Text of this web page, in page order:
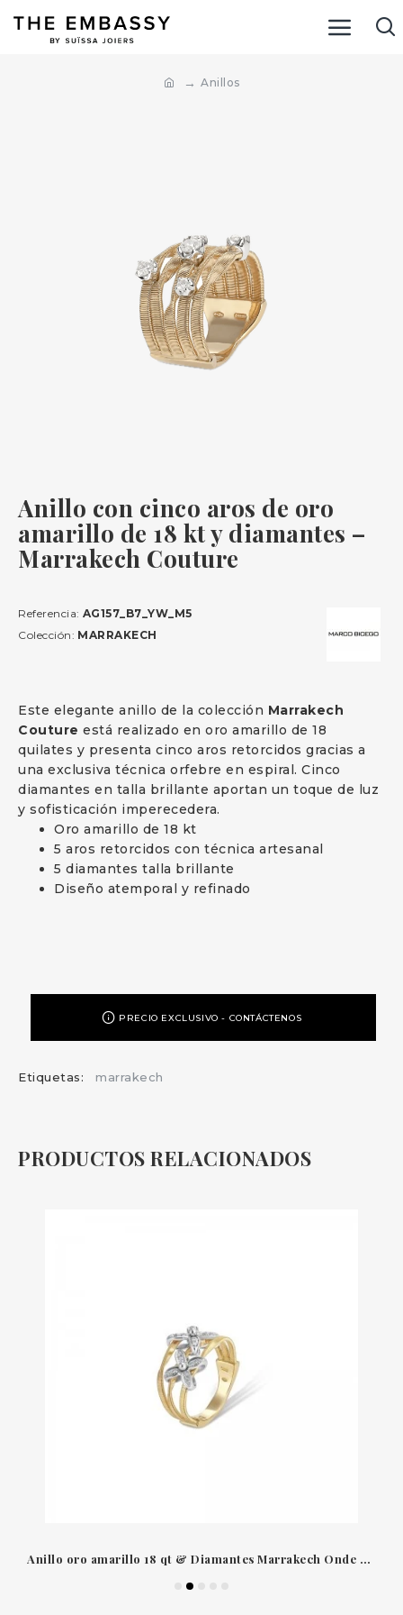
Anillos
Anillo con cinco aros de oro
amarillo de 18 kt y diamantes –
Marrakech Couture
Este elegante anillo de la colección Marrakech
Couture está realizado en oro amarillo de 18
quilates y presenta cinco aros retorcidos gracias a
una exclusiva técnica orfebre en espiral. Cinco
diamantes en talla brillante aportan un toque de luz
y sofisticación imperecedera.
Oro amarillo de 18 kt
5 aros retorcidos con técnica artesanal
5 diamantes talla brillante
Diseño atemporal y refinado
Referencia: AG157_B7_YW_M5
Colección: MARRAKECH
PRECIO EXCLUSIVO - CONTÁCTENOS
Etiquetas: marrakech
PRODUCTOS RELACIONADOS
Anillo oro amarillo 18 qt & Diamantes Marrakech Onde Marco Bicego